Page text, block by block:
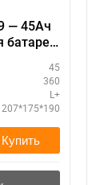
— 45Ач
батарея
45
360
L+
207*175*190
Купить